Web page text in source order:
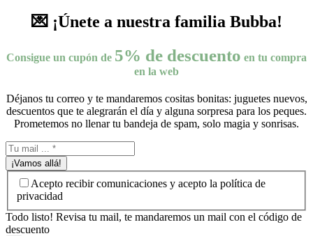
💌 ¡Únete a nuestra familia Bubba!
Consigue un cupón de 5% de descuento en tu compra
en la web
Déjanos tu correo y te mandaremos cositas bonitas: juguetes nuevos,
descuentos que te alegrarán el día y alguna sorpresa para los peques.
Prometemos no llenar tu bandeja de spam, solo magia y sonrisas.
¡Vamos allá!
Acepto recibir comunicaciones y acepto la política de
privacidad
Todo listo! Revisa tu mail, te mandaremos un mail con el código de
descuento